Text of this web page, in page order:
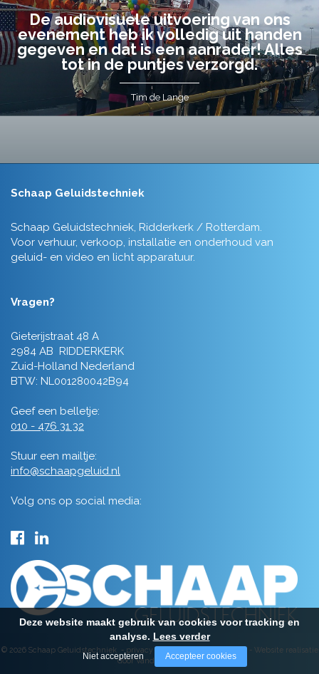
De audiovisuele uitvoering van ons
evenement heb ik volledig uit handen
gegeven en dat is een aanrader! Alles
tot in de puntjes verzorgd.
Tim de Lange
Schaap Geluidstechniek
Schaap Geluidstechniek, Ridderkerk / Rotterdam.
Voor verhuur, verkoop, installatie en onderhoud van
geluid- en video en licht apparatuur.
Vragen?
Gieterijstraat 48 A
2984 AB RIDDERKERK
Zuid-Holland Nederland
BTW: NL001280042B94
Geef een belletje:
010 - 476 31 32
Stuur een mailtje:
info@schaapgeluid.nl
Volg ons op social media:
© 2026 Schaap Geluidstechniek - privacy - algemene voorwaarden- Website realisatie
door Vanderperk Groep
Deze website maakt gebruik van cookies voor tracking en
analyse. Lees verder
Niet accepteren Accepteer cookies